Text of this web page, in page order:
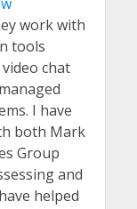
work with
tools
chat
I have
both Mark
Group
and
helped